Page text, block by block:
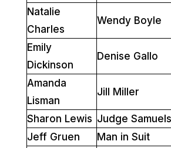
Natalie
Charles
Wendy Boyle
Emily
Dickinson
Denise Gallo
Amanda
Lisman
Jill Miller
Sharon Lewis Judge Samuels
Jeff Gruen
Man in Suit